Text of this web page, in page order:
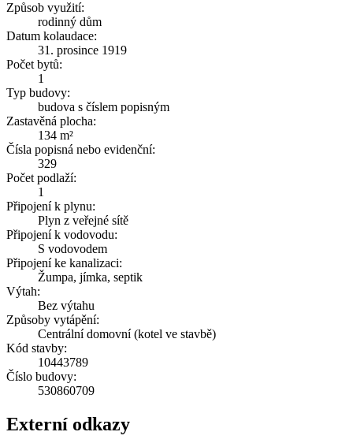
Způsob využití:
rodinný dům
Datum kolaudace:
31. prosince 1919
Počet bytů:
1
Typ budovy:
budova s číslem popisným
Zastavěná plocha:
134 m²
Čísla popisná nebo evidenční:
329
Počet podlaží:
1
Připojení k plynu:
Plyn z veřejné sítě
Připojení k vodovodu:
S vodovodem
Připojení ke kanalizaci:
Žumpa, jímka, septik
Výtah:
Bez výtahu
Způsoby vytápění:
Centrální domovní (kotel ve stavbě)
Kód stavby:
10443789
Číslo budovy:
530860709
Externí odkazy